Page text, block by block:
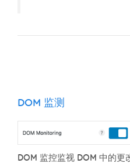
DOM 监测
DOM 监控监视 DOM 中的